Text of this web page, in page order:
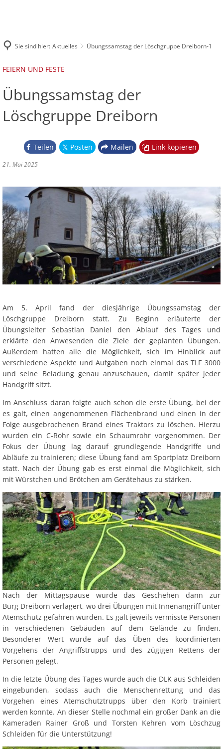
Löschzug 1
Löschzug Schleiden
Löschzug 2
Löschgruppe Bronsfeld
Online-Archiv Florian Schleiden
Sie sind hier: Aktuelles Übungssamstag der Löschgruppe Dreiborn-1
FEIERN UND FESTE
Übungssamstag der
Löschgruppe Dreiborn
Teilen Posten Mailen Link kopieren
21. Mai 2025
Am 5. April fand der diesjährige Übungssamstag der
Löschgruppe Dreiborn statt. Zu Beginn erläuterte der
Übungsleiter Sebastian Daniel den Ablauf des Tages und
erklärte den Anwesenden die Ziele der geplanten Übungen.
Außerdem hatten alle die Möglichkeit, sich im Hinblick auf
verschiedene Aspekte und Aufgaben noch einmal das TLF 3000
und seine Beladung genau anzuschauen, damit später jeder
Handgriff sitzt.
Im Anschluss daran folgte auch schon die erste Übung, bei der
es galt, einen angenommenen Flächenbrand und einen in der
Folge ausgebrochenen Brand eines Traktors zu löschen. Hierzu
wurden ein C-Rohr sowie ein Schaumrohr vorgenommen. Der
Fokus der Übung lag darauf grundlegende Handgriffe und
Abläufe zu trainieren; diese Übung fand am Sportplatz Dreiborn
statt. Nach der Übung gab es erst einmal die Möglichkeit, sich
mit Würstchen und Brötchen am Gerätehaus zu stärken.
Nach der Mittagspause wurde das Geschehen dann zur
Burg Dreiborn verlagert, wo drei Übungen mit Innenangriff unter
Atemschutz gefahren wurden. Es galt jeweils vermisste Personen
in verschiedenen Gebäuden auf dem Gelände zu finden.
Besonderer Wert wurde auf das Üben des koordinierten
Vorgehens der Angriffstrupps und des zügigen Rettens der
Personen gelegt.
In die letzte Übung des Tages wurde auch die DLK aus Schleiden
eingebunden, sodass auch die Menschenrettung und das
Vorgehen eines Atemschutztrupps über den Korb trainiert
werden konnte. An dieser Stelle nochmal ein großer Dank an die
Kameraden Rainer Groß und Torsten Kehren vom Löschzug
Schleiden für die Unterstützung!